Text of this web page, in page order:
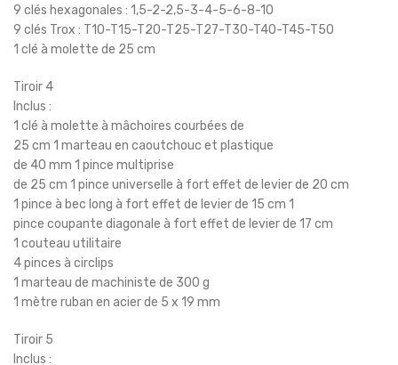
9 clés hexagonales : 1,5-2-2,5-3-4-5-6-8-10
9 clés Trox : T10-T15-T20-T25-T27-T30-T40-T45-T50
1 clé à molette de 25 cm
Tiroir 4
Inclus :
1 clé à molette à mâchoires courbées de
25 cm 1 marteau en caoutchouc et plastique
de 40 mm 1 pince multiprise
de 25 cm 1 pince universelle à fort effet de levier de 20 cm
1 pince à bec long à fort effet de levier de 15 cm 1
pince coupante diagonale à fort effet de levier de 17 cm
1 couteau utilitaire
4 pinces à circlips
1 marteau de machiniste de 300 g
1 mètre ruban en acier de 5 x 19 mm
Tiroir 5
Inclus :